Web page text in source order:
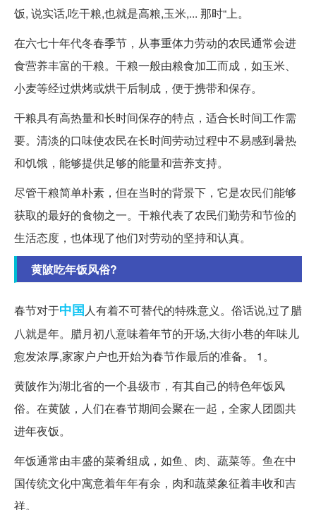
饭, 说实话,吃干粮,也就是高粮,玉米,... 那时“上。
在六七十年代冬春季节，从事重体力劳动的农民通常会进
食营养丰富的干粮。干粮一般由粮食加工而成，如玉米、
小麦等经过烘烤或烘干后制成，便于携带和保存。
干粮具有高热量和长时间保存的特点，适合长时间工作需
要。清淡的口味使农民在长时间劳动过程中不易感到暑热
和饥饿，能够提供足够的能量和营养支持。
尽管干粮简单朴素，但在当时的背景下，它是农民们能够
获取的最好的食物之一。干粮代表了农民们勤劳和节俭的
生活态度，也体现了他们对劳动的坚持和认真。
黄陂吃年饭风俗?
春节对于中国人有着不可替代的特殊意义。俗话说,过了腊
八就是年。腊月初八意味着年节的开场,大街小巷的年味儿
愈发浓厚,家家户户也开始为春节作最后的准备。 1。
黄陂作为湖北省的一个县级市，有其自己的特色年饭风
俗。在黄陂，人们在春节期间会聚在一起，全家人团圆共
进年夜饭。
年饭通常由丰盛的菜肴组成，如鱼、肉、蔬菜等。鱼在中
国传统文化中寓意着年年有余，肉和蔬菜象征着丰收和吉
祥。